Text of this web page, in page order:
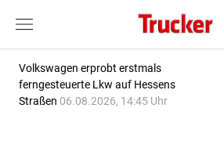
Volkswagen erprobt erstmals
ferngesteuerte Lkw auf Hessens
Straßen 06.08.2026, 14:45 Uhr